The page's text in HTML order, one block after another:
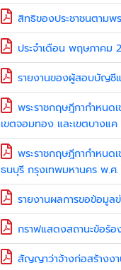
สิทธิของประชาชนตาม
ประจำเดือน พฤษภาคม
รายงานของผู้สอบบัญชี
พระราชกฤษฎีกากำหนด
เขตจอมทอง และเขตบางแ
พระราชกฤษฎีกากำหนด
ธนบุรี กรุงเทพมหานคร พ.ศ
รายงานผลการขอข้อมูล
กราฟแสดงสถานะข้อร้
สัญญาว่าจ้างก่อสร้างง